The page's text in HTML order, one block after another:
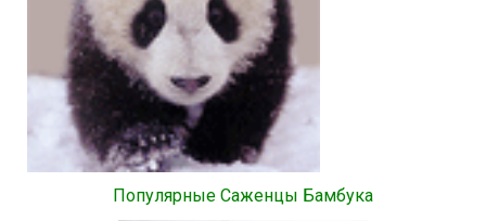
Популярные Саженцы Бамбука